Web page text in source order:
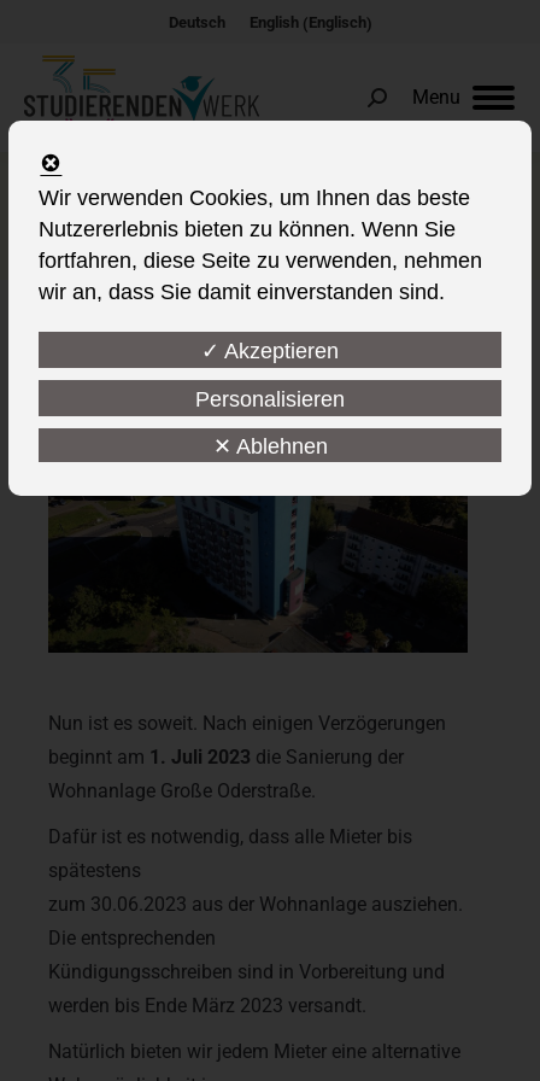
Deutsch English(Englisch)
Menu
Search:
Sanierung Wohnanlage
Oderstraße beginnt am 1.7.
This post is also available in:
Nun ist es soweit. Nach einigen Verzögerungen
beginnt am 1. Juli 2023 die Sanierung der
Wohnanlage Große Oderstraße.
Dafür ist es notwendig, dass alle Mieter bis
spätestens
zum 30.06.2023 aus der Wohnanlage ausziehen.
Die entsprechenden
Kündigungsschreiben sind in Vorbereitung und
werden bis Ende März 2023 versandt.
Natürlich bieten wir jedem Mieter eine alternative
Wir verwenden Cookies, um Ihnen das beste
Nutzererlebnis bieten zu können. Wenn Sie
fortfahren, diese Seite zu verwenden, nehmen
wir an, dass Sie damit einverstanden sind.
✓ Akzeptieren
Personalisieren
✕ Ablehnen